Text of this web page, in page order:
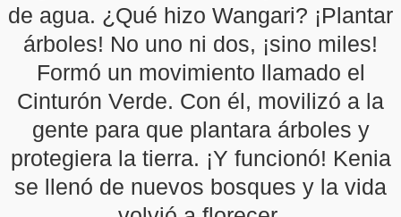
de agua. ¿Qué hizo Wangari? ¡Plantar
árboles! No uno ni dos, ¡sino miles!
Formó un movimiento llamado el
Cinturón Verde. Con él, movilizó a la
gente para que plantara árboles y
protegiera la tierra. ¡Y funcionó! Kenia
se llenó de nuevos bosques y la vida